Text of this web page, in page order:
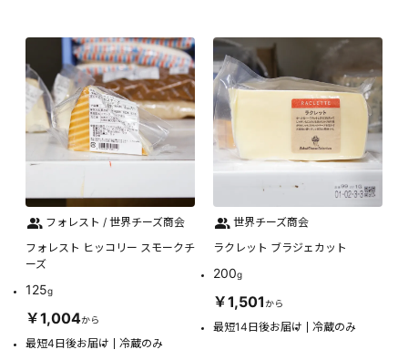
フォレスト / 世界チーズ商会
フォレスト ヒッコリー スモークチ
ーズ
125g
￥1,004から
最短4日後お届け 冷蔵のみ
世界チーズ商会
ラクレット ブラジェカット
200g
￥1,501から
最短14日後お届け 冷蔵のみ